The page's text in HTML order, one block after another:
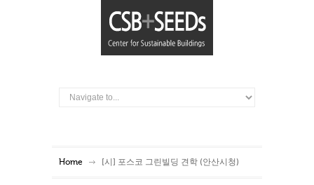
Home [시] 포스코 그린빌딩 견학 (안산시청)